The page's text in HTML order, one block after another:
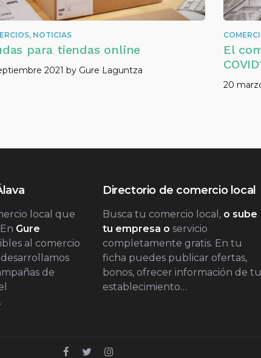
, NOTICIAS
para tiendas online
2021 by Gure Laguntza
El
20
local que
Gure
al comercio
de
Directorio de comercio local
Busca tu comercio local, o sube
tu empresa o servicio
completamente gratis. En tu
ficha puedes publicar ofertas,
bonos, ofrecer información de tu
establecimiento…